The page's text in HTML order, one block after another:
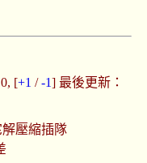
[+1 /-1] 最後更新：
壓縮插隊